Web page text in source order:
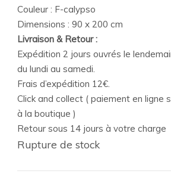
Couleur : F-calypso
Dimensions : 90 x 200 cm
Livraison & Retour :
Expédition 2 jours ouvrés le
du lundi au samedi.
Frais d’expédition 12€.
Click and collect ( paiement en ligne
à la boutique )
Retour sous 14 jours à votre charge
Rupture de stock